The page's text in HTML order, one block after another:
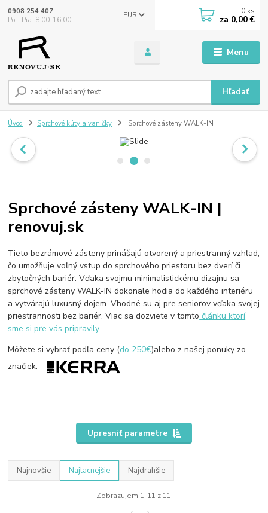
Menu
EUR
Hľadať
0908 254 407
Po - Pia: 8:00-16:00
0 ks
za 0,00 €
Úvod Sprchové kúty a vaničky Sprchové zásteny WALK-IN
Sprchové zásteny WALK-IN |
renovuj.sk
Tieto bezrámové zásteny prinášajú otvorený a priestranný vzhľad,
čo umožňuje voľný vstup do sprchového priestoru bez dverí či
zbytočných bariér. Vďaka svojmu minimalistickému dizajnu sa
sprchové zásteny WALK-IN dokonale hodia do každého interiéru
a vytvárajú luxusný dojem. Vhodné su aj pre seniorov vďaka svojej
priestrannosti bez bariér. Viac sa dozviete v tomto článku ktorí
sme si pre vás pripravily.
Môžete si vybrať podľa ceny (do 250€)alebo z našej ponuky zo
značiek:
Upresniť parametre
Najnovšie Najlacnejšie Najdrahšie
Zobrazujem 1-11 z 11